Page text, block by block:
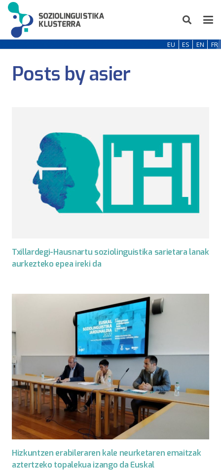
EU ES EN FR
Posts by asier
Txillardegi-Hausnartu soziolinguistika sarietara lanak
aurkezteko epea ireki da
Hizkuntzen erabileraren kale neurketaren emaitzak
aztertzeko topalekua izango da Euskal